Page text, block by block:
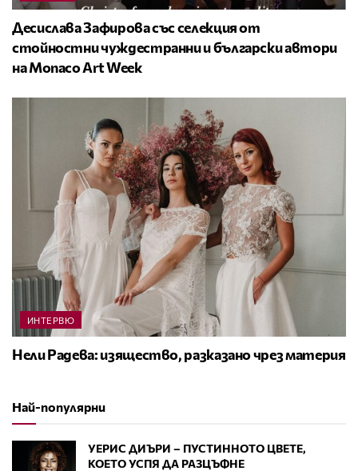
Десислава Зафирова със селекция от
стойностни чуждестранни и български автори
на Monaco Art Week
ИНТЕРВЮ
Нели Радева: изящество, разказано чрез материя
Най-популярни
УЕРИС ДИЪРИ – ПУСТИННОТО ЦВЕТЕ,
КОЕТО УСПЯ ДА РАЗЦЪФНЕ